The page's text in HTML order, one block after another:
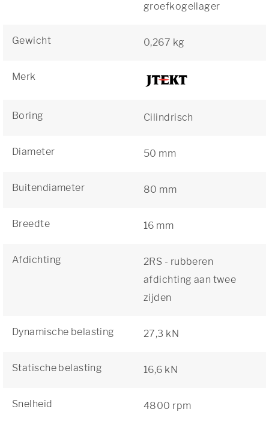
groefkogellager
Gewicht 0,267 kg
Merk
Boring Cilindrisch
Diameter 50 mm
Buitendiameter 80 mm
Breedte 16 mm
Afdichting
2RS - rubberen
afdichting aan twee
zijden
Dynamische belasting 27,3 kN
Statische belasting 16,6 kN
Snelheid 4800 rpm